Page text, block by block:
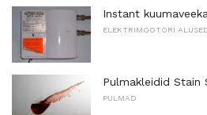
Instant
ELEKTRIMOOTORI
Pulmakleidid Stain
PULMAD